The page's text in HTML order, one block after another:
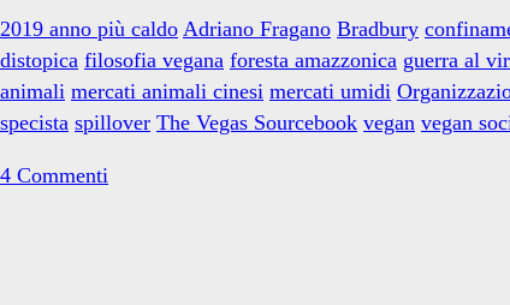
tempi
del
Coronavirus
2019 anno più caldo Adriano Fragano Bradbury
distopica filosofia vegana foresta amazzonica guerra al
animali mercati animali cinesi mercati umidi
specista spillover The Vegas Sourcebook vegan vegan
4 Commenti